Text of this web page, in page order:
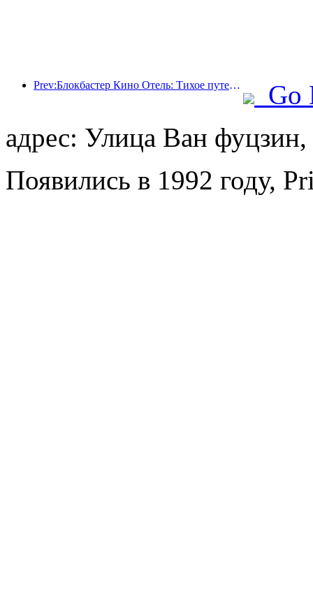
Prev:Блокбастер Кино Отель: Тихое путешествие в сказочном свете и тени
Go
адрес: Улица Ван
Появились в 1992 году,